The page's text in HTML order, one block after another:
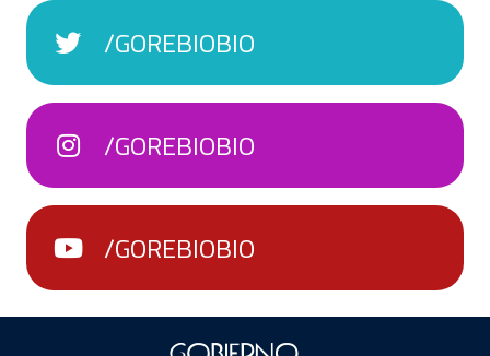
/GOREBIOBIO
/GOREBIOBIO
/GOREBIOBIO